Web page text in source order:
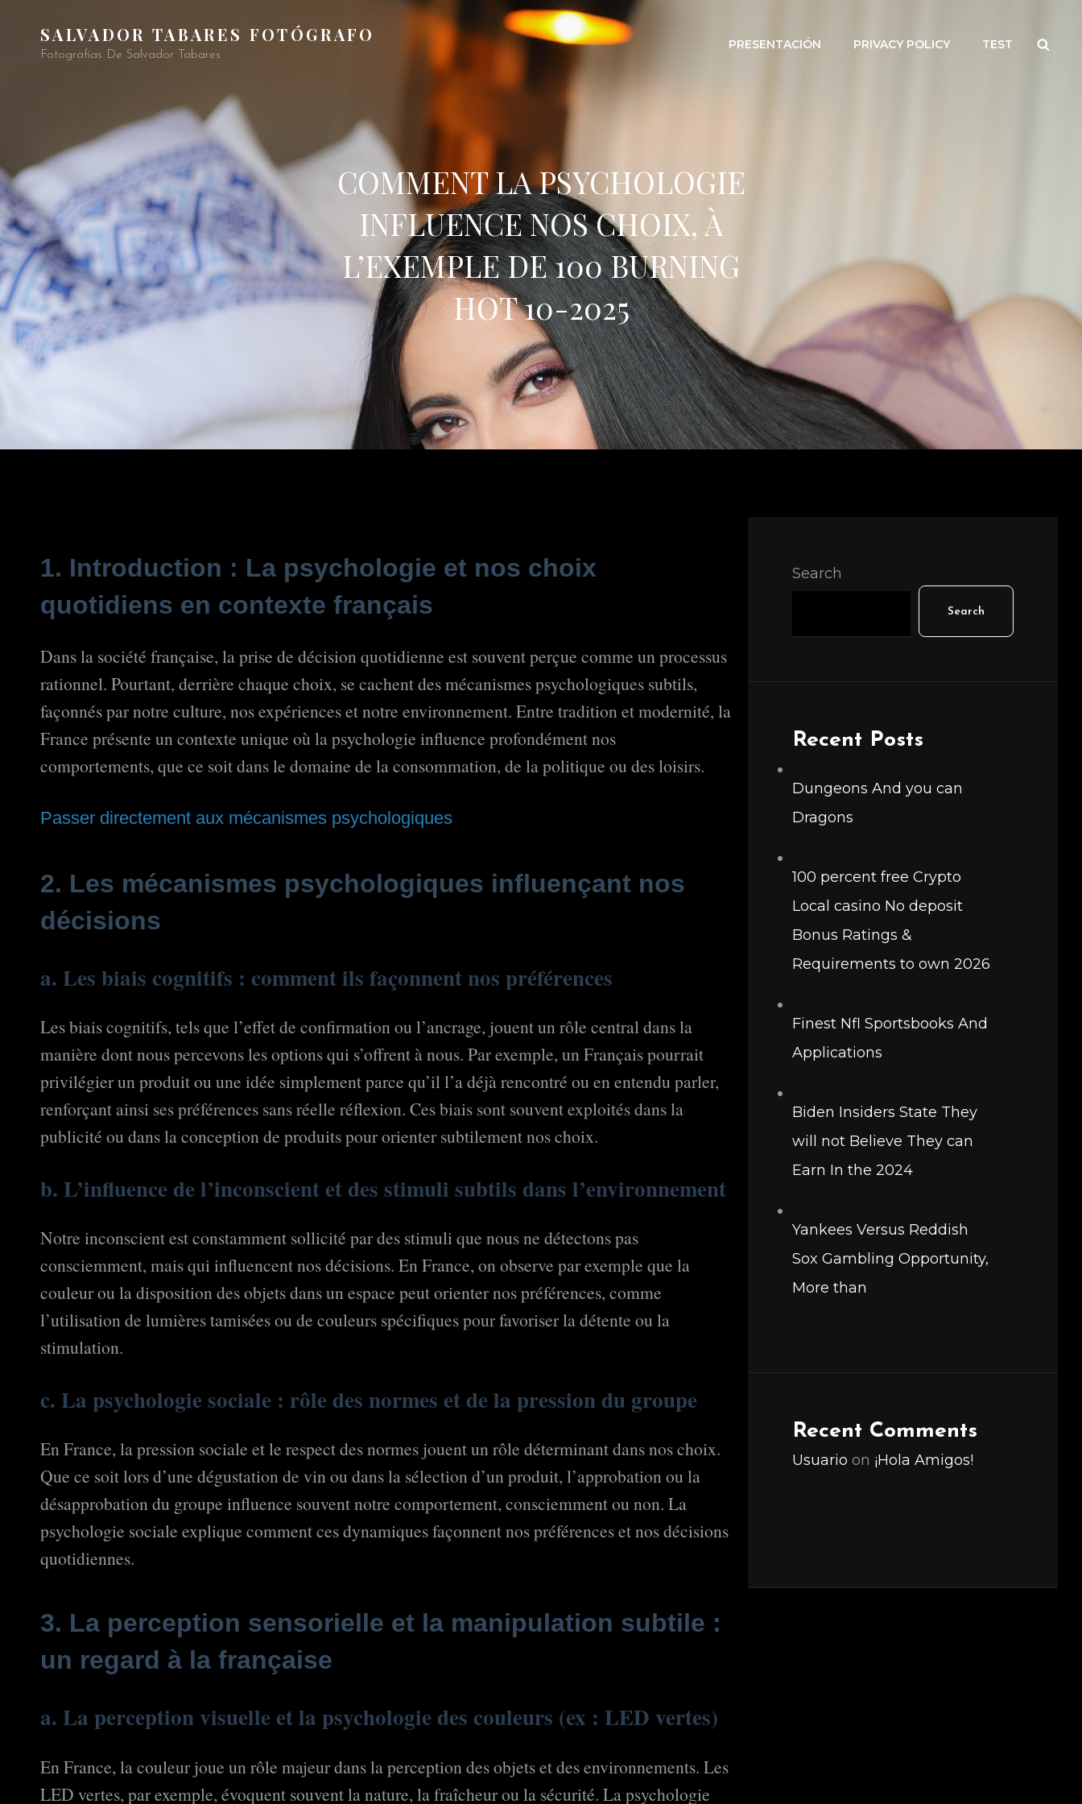
SALVADOR TABARES FOTÓGRAFO
Fotografías De Salvador Tabares
PRESENTACIÓN PRIVACY POLICY TEST
COMMENT LA PSYCHOLOGIE
INFLUENCE NOS CHOIX, À
L’EXEMPLE DE 100 BURNING
HOT 10-2025
1. Introduction : La psychologie et nos choix
quotidiens en contexte français
Dans la société française, la prise de décision quotidienne est souvent perçue comme un processus
rationnel. Pourtant, derrière chaque choix, se cachent des mécanismes psychologiques subtils,
façonnés par notre culture, nos expériences et notre environnement. Entre tradition et modernité, la
France présente un contexte unique où la psychologie influence profondément nos
comportements, que ce soit dans le domaine de la consommation, de la politique ou des loisirs.
Passer directement aux mécanismes psychologiques
2. Les mécanismes psychologiques influençant nos
décisions
a. Les biais cognitifs : comment ils façonnent nos préférences
Les biais cognitifs, tels que l’effet de confirmation ou l’ancrage, jouent un rôle central dans la
manière dont nous percevons les options qui s’offrent à nous. Par exemple, un Français pourrait
privilégier un produit ou une idée simplement parce qu’il l’a déjà rencontré ou en entendu parler,
renforçant ainsi ses préférences sans réelle réflexion. Ces biais sont souvent exploités dans la
publicité ou dans la conception de produits pour orienter subtilement nos choix.
b. L’influence de l’inconscient et des stimuli subtils dans l’environnement
Notre inconscient est constamment sollicité par des stimuli que nous ne détectons pas
consciemment, mais qui influencent nos décisions. En France, on observe par exemple que la
couleur ou la disposition des objets dans un espace peut orienter nos préférences, comme
l’utilisation de lumières tamisées ou de couleurs spécifiques pour favoriser la détente ou la
stimulation.
c. La psychologie sociale : rôle des normes et de la pression du groupe
En France, la pression sociale et le respect des normes jouent un rôle déterminant dans nos choix.
Que ce soit lors d’une dégustation de vin ou dans la sélection d’un produit, l’approbation ou la
désapprobation du groupe influence souvent notre comportement, consciemment ou non. La
psychologie sociale explique comment ces dynamiques façonnent nos préférences et nos décisions
quotidiennes.
3. La perception sensorielle et la manipulation subtile :
un regard à la française
a. La perception visuelle et la psychologie des couleurs (ex : LED vertes)
En France, la couleur joue un rôle majeur dans la perception des objets et des environnements. Les
LED vertes, par exemple, évoquent souvent la nature, la fraîcheur ou la sécurité. La psychologie
Search
Search
Recent Posts
Dungeons And you can
Dragons
100 percent free Crypto
Local casino No deposit
Bonus Ratings &
Requirements to own 2026
Finest Nfl Sportsbooks And
Applications
Biden Insiders State They
will not Believe They can
Earn In the 2024
Yankees Versus Reddish
Sox Gambling Opportunity,
More than
Recent Comments
Usuario on ¡Hola Amigos!